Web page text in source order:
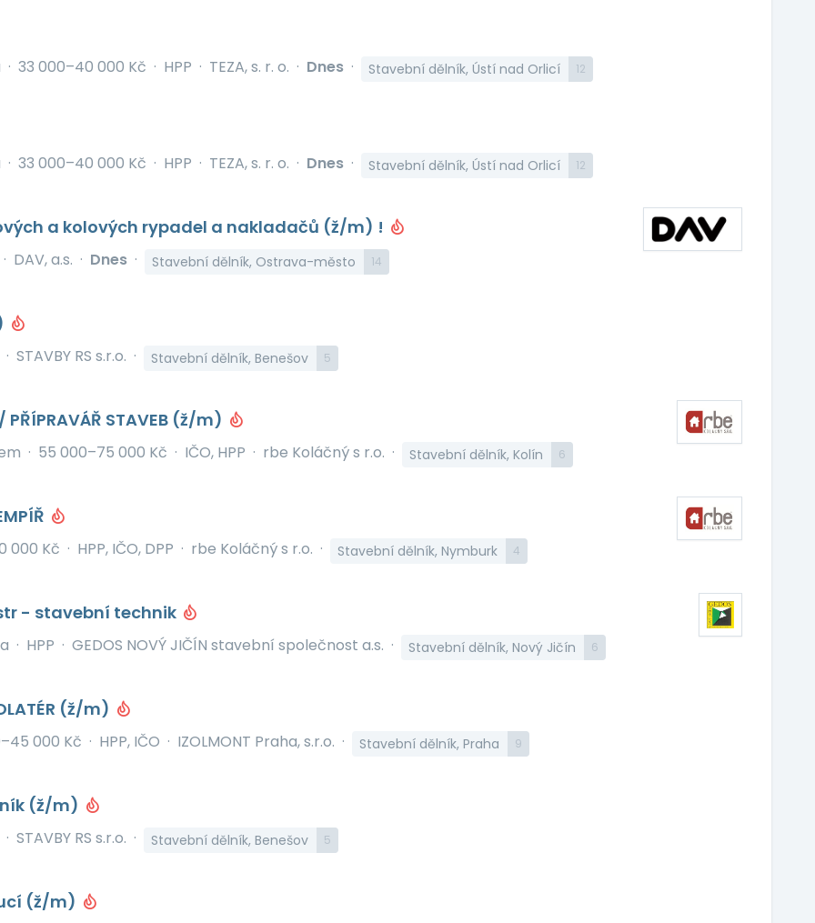
· 33 000–40 000 Kč · HPP · TEZA, s. r. o. · Dnes · Stavební dělník, Ústí nad Orlicí 12
· 33 000–40 000 Kč · HPP · TEZA, s. r. o. · Dnes · Stavební dělník, Ústí nad Orlicí 12
a kolových rypadel a nakladačů (ž/m) !
· DAV, a.s. · Dnes · Stavební dělník, Ostrava-město 14
· STAVBY RS s.r.o. · Stavební dělník, Benešov 5
PŘÍPRAVÁŘ STAVEB (ž/m)
· 55 000–75 000 Kč · IČO, HPP · rbe Koláčný s r.o. · Stavební dělník, Kolín 6
000 Kč · HPP, IČO, DPP · rbe Koláčný s r.o. · Stavební dělník, Nymburk 4
- stavební technik
· HPP · GEDOS NOVÝ JIČÍN stavební společnost a.s. · Stavební dělník, Nový Jičín 6
(ž/m)
000 Kč · HPP, IČO · IZOLMONT Praha, s.r.o. · Stavební dělník, Praha 9
(ž/m)
· STAVBY RS s.r.o. · Stavební dělník, Benešov 5
(ž/m)